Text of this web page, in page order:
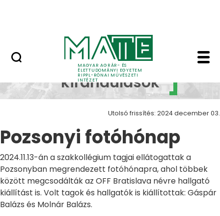
MAGYAR AGRÁR- ÉS
ÉLETTUDOMÁNYI EGYETEM
RIPPL-RÓNAI MŰVÉSZETI
INTÉZET
Pozsonyi fotóhónap
Szakmai
kirándulások
Utolsó frissítés: 2024 december 03.
Pozsonyi fotóhónap
2024.11.13-án a szakkollégium tagjai ellátogattak a
Pozsonyban megrendezett fotóhónapra, ahol többek
között megcsodálták az OFF Bratislava névre hallgató
kiállítást is. Volt tagok és hallgatók is kiállítottak: Gáspár
Balázs és Molnár Balázs.